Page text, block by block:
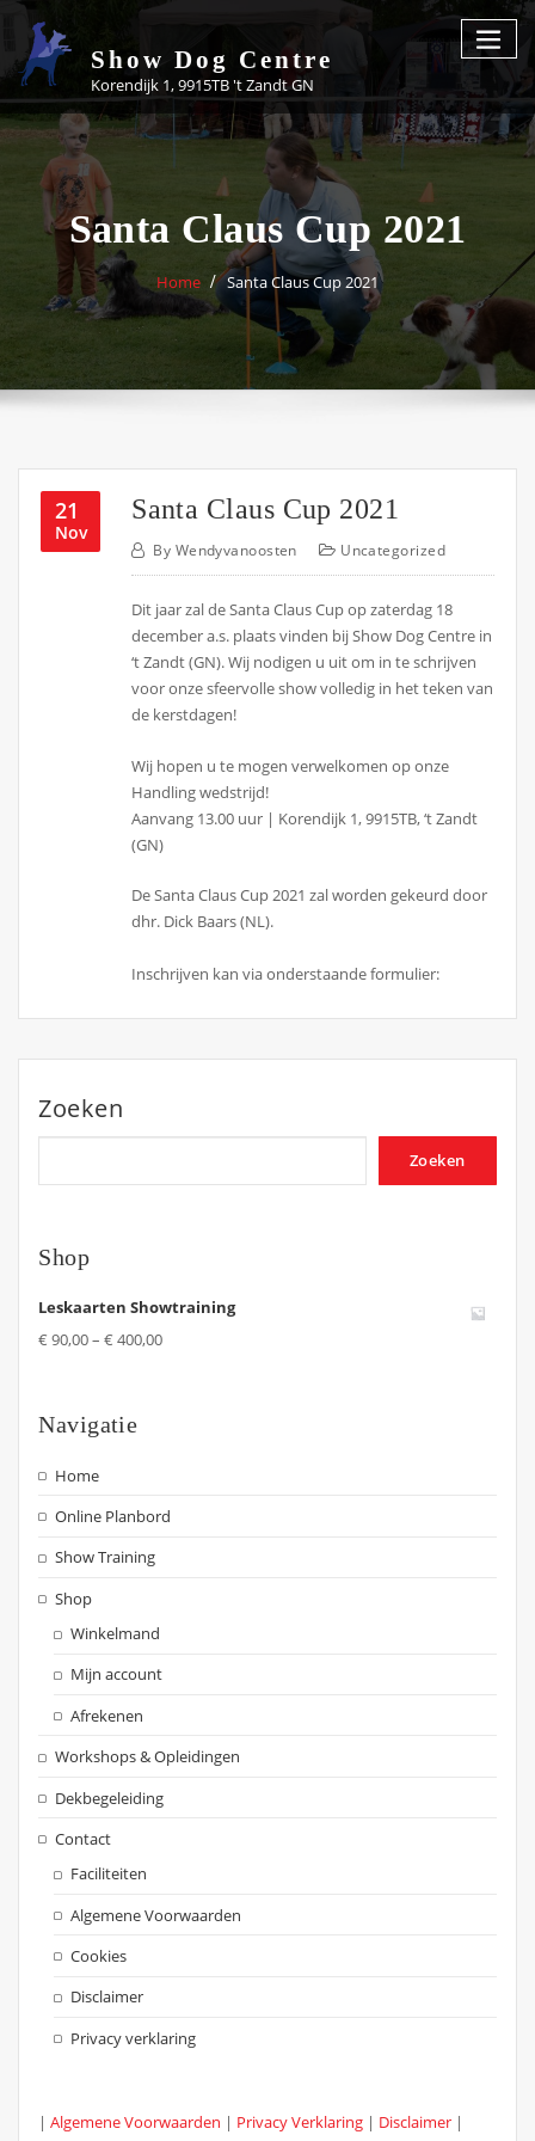
Skip
content
Show Dog Centre
Korendijk 1, 9915TB 't Zandt GN
Santa Claus Cup 2021
Home Santa Claus Cup 2021
21
Nov
Santa Claus Cup 2021
By Wendyvanoosten Uncategorized
Dit jaar zal de Santa Claus Cup op zaterdag 18
december a.s. plaats vinden bij Show Dog Centre in
‘t Zandt (GN). Wij nodigen u uit om in te schrijven
voor onze sfeervolle show volledig in het teken van
de kerstdagen!
Wij hopen u te mogen verwelkomen op onze
Handling wedstrijd!
Aanvang 13.00 uur | Korendijk 1, 9915TB, ‘t Zandt
(GN)
De Santa Claus Cup 2021 zal worden gekeurd door
dhr. Dick Baars (NL).
Inschrijven kan via onderstaande formulier:
Zoeken
Zoeken
Shop
Leskaarten Showtraining
€ 90,00–€ 400,00
Navigatie
Home
Online Planbord
Show Training
Shop
Winkelmand
Mijn account
Afrekenen
Workshops & Opleidingen
Dekbegeleiding
Contact
Faciliteiten
Algemene Voorwaarden
Cookies
Disclaimer
Privacy verklaring
|Algemene Voorwaarden | Privacy Verklaring | Disclaimer |